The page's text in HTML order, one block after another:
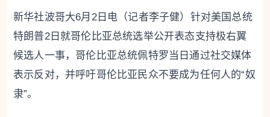
新华社波哥大6月2日电（记者李子健）针对美国总统
特朗普2日就哥伦比亚总统选举公开表态支持极右翼
候选人一事，哥伦比亚总统佩特罗当日通过社交媒体
表示反对，并呼吁哥伦比亚民众不要成为任何人的“奴
隶”。